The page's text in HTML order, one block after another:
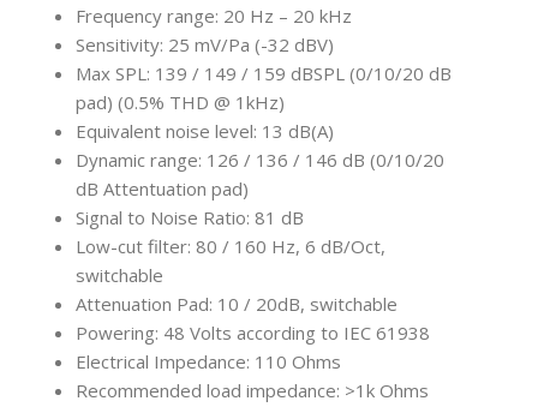
Frequency range: 20 Hz – 20 kHz
Sensitivity: 25 mV/Pa (-32 dBV)
Max SPL: 139 / 149 / 159 dBSPL (0/10/20 dB
pad) (0.5% THD @ 1kHz)
Equivalent noise level: 13 dB(A)
Dynamic range: 126 / 136 / 146 dB (0/10/20
dB Attentuation pad)
Signal to Noise Ratio: 81 dB
Low-cut filter: 80 / 160 Hz, 6 dB/Oct,
switchable
Attenuation Pad: 10 / 20dB, switchable
Powering: 48 Volts according to IEC 61938
Electrical Impedance: 110 Ohms
Recommended load impedance: >1k Ohms